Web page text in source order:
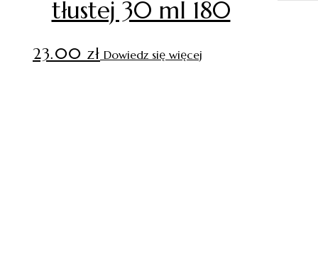
tłustej 30 ml 180
23.00 zł Dowiedz się więcej